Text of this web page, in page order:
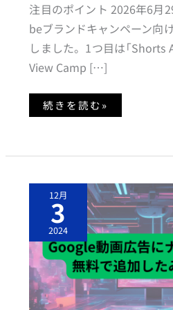
注目のポイント 2026年6月
beブランドキャンペーン向
しました。1つ目は「Shorts
View Camp […]
T
S
A
D
A
C
T
I
N
S
と
R
U
A
N
D
E
D
S
E
続きを読む»
12月
3
2024
G
O
E
動
画
広
告
に
ナ
レ